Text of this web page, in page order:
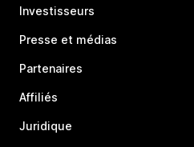
Investisseurs
Presse et médias
Partenaires
Affiliés
Juridique